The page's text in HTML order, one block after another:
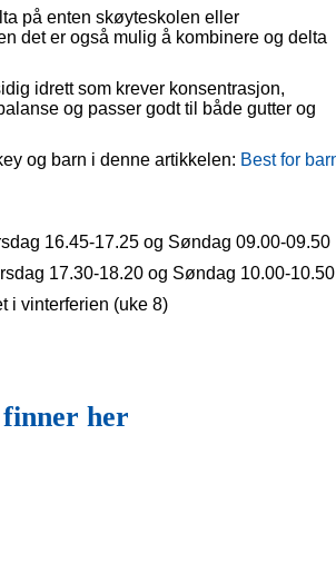
på enten skøyteskolen eller
det er også mulig å kombinere og delta
idrett som krever konsentrasjon,
og passer godt til både gutter og
og barn i denne artikkelen: Best for
16.45-17.25 og Søndag 09.00-09.50
17.30-18.20 og Søndag 10.00-10.50
i vinterferien (uke 8)
her